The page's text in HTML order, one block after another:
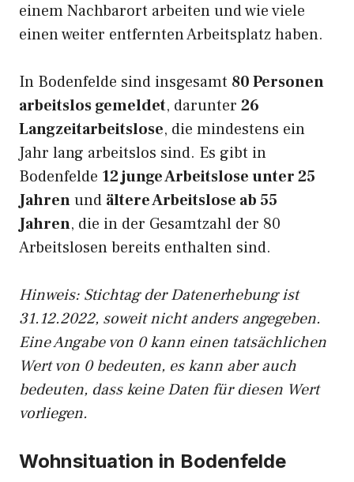
einem Nachbarort arbeiten und wie viele
einen weiter entfernten Arbeitsplatz haben.
In Bodenfelde sind insgesamt 80 Personen
arbeitslos gemeldet, darunter 26
Langzeitarbeitslose, die mindestens ein
Jahr lang arbeitslos sind. Es gibt in
Bodenfelde 12 junge Arbeitslose unter 25
Jahrenund ältere Arbeitslose ab 55
Jahren, die in der Gesamtzahl der 80
Arbeitslosen bereits enthalten sind.
Hinweis: Stichtag der Datenerhebung ist
31.12.2022, soweit nicht anders angegeben.
Eine Angabe von 0 kann einen tatsächlichen
Wert von 0 bedeuten, es kann aber auch
bedeuten, dass keine Daten für diesen Wert
vorliegen.
Wohnsituation in Bodenfelde